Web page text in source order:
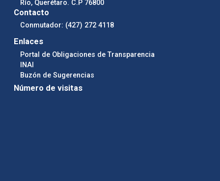
Río, Querétaro. C.P 76800
Contacto
Conmutador: (427) 272 4118
Enlaces
Portal de Obligaciones de Transparencia
INAI
Buzón de Sugerencias
Número de visitas